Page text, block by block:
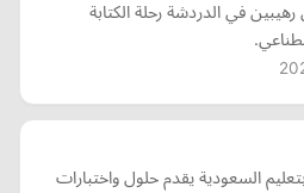
في الدردشة رحلة الكتابة
السعودية يقدم حلول واختبارات